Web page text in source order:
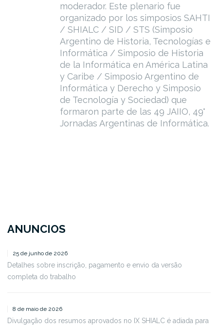
moderador. Este plenario fue
organizado por los simposios SAHTI
/ SHIALC / SID / STS (Simposio
Argentino de Historia, Tecnologías e
Informática / Simposio de Historia
de la Informática en América Latina
y Caribe / Simposio Argentino de
Informática y Derecho y Simposio
de Tecnología y Sociedad) que
formaron parte de las 49 JAIIO, 49°
Jornadas Argentinas de Informática.
ANUNCIOS
25 de junho de 2026
Detalhes sobre inscrição, pagamento e envio da versão
completa do trabalho
8 de maio de 2026
Divulgação dos resumos aprovados no IX SHIALC é adiada para